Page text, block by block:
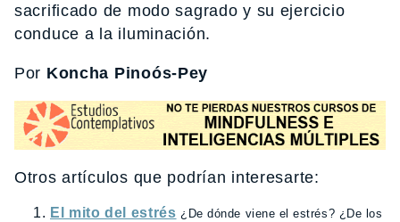
sacrificado de modo sagrado y su ejercicio
conduce a la iluminación.
Por Koncha Pinoós-Pey
Otros artículos que podrían interesarte:
El mito del estrés ¿De dónde viene el estrés? ¿De los